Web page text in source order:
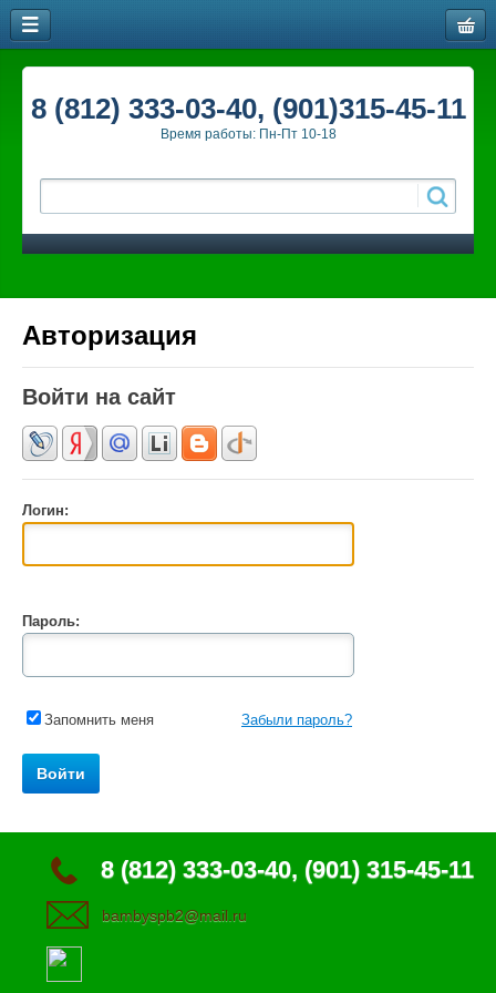
8 (812) 333-03-40, (901)315-45-11
Время работы: Пн-Пт 10-18
Авторизация
Войти на сайт
Логин:
Пароль:
Запомнить меня Забыли пароль?
8 (812) 333-03-40, (901) 315-45-11
bambyspb2@mail.ru